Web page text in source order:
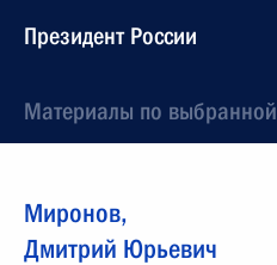
Президент России
Материалы по
Миронов,
Дмитрий Юрьевич